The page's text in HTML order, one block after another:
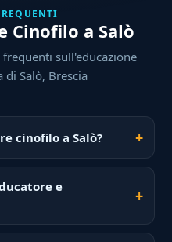
Cinofilo a Salò
sull'educazione
di Salò, Brescia
cinofilo a Salò?
e